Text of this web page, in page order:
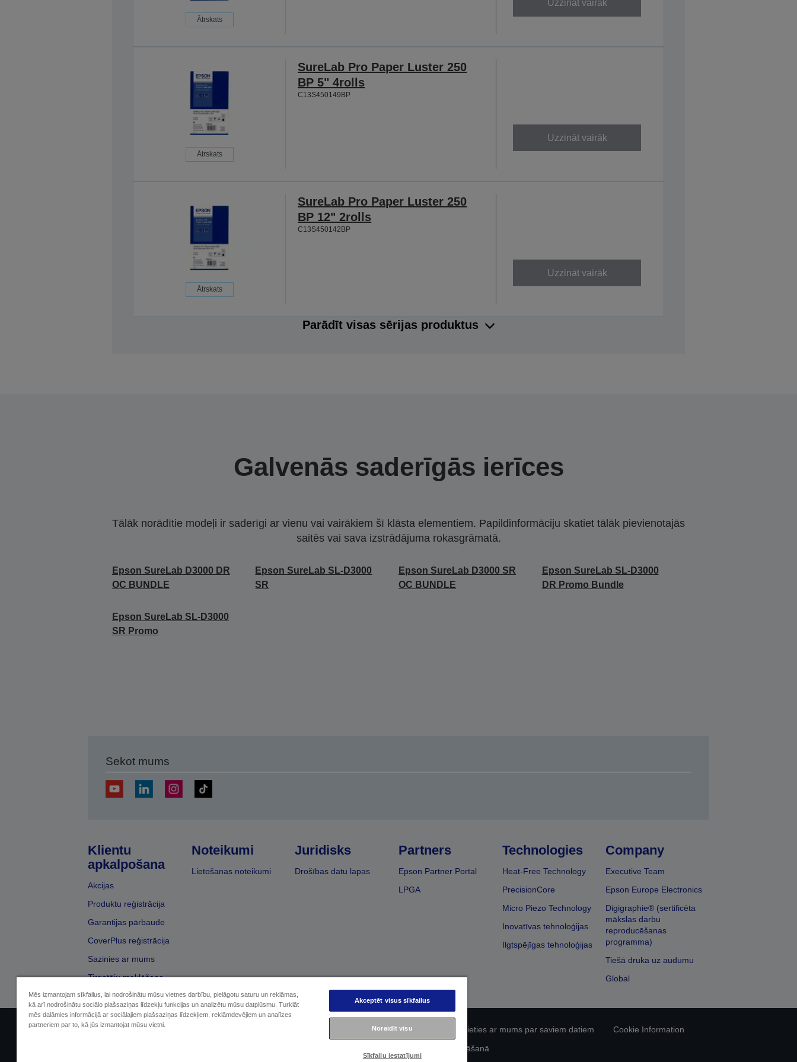
Ātrskats
Uzzināt vairāk
Ātrskats
SureLab Pro Paper Luster 250
BP 5" 4rolls
C13S450149BP
Uzzināt vairāk
Ātrskats
SureLab Pro Paper Luster 250
BP 12" 2rolls
C13S450142BP
Uzzināt vairāk
Parādīt visas sērijas produktus
Galvenās saderīgās ierīces
Tālāk norādītie modeļi ir saderīgi ar vienu vai vairākiem šī klāsta elementiem. Papildinformāciju skatiet tālāk pievienotajās
saitēs vai sava izstrādājuma rokasgrāmatā.
Epson SureLab D3000 DR
OC BUNDLE
Epson SureLab SL-D3000
SR
Epson SureLab D3000 SR
OC BUNDLE
Epson SureLab SL-D3000
DR Promo Bundle
Epson SureLab SL-D3000
SR Promo
Sekot mums
Klientu
apkalpošana
Akcijas
Produktu reģistrācija
Garantijas pārbaude
CoverPlus reģistrācija
Sazinies ar mums
Tirgotāju meklēšana
Noteikumi
Lietošanas noteikumi
Juridisks
Drošības datu lapas
Partners
Epson Partner Portal
LPGA
Technologies
Heat-Free Technology
PrecisionCore
Micro Piezo Technology
Inovatīvas tehnoloģijas
Ilgtspējīgas tehnoloģijas
Company
Executive Team
Epson Europe Electronics
Digigraphie® (sertificēta
mākslas darbu
reproducēšanas
programma)
Tiešā druka uz audumu
Global
Sellers Identification EU Data Act Compliance Sazinieties ar mums par saviem datiem
Cookie Information
Epson apņemšanās pieejamības nodrošināšanā
Mēs izmantojam sīkfailus, lai nodrošinātu mūsu vietnes darbību, pielāgotu saturu un reklāmas,
kā arī nodrošinātu sociālo plašsaziņas līdzekļu funkcijas un analizētu mūsu datplūsmu. Turklāt
mēs dalāmies informācijā ar sociālajiem plašsaziņas līdzekļiem, reklāmdevējiem un analīzes
partneriem par to, kā jūs izmantojat mūsu vietni.
Akceptēt visus sīkfailus
Noraidīt visu
Sīkfailu iestatījumi